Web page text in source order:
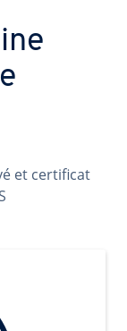
et certificat